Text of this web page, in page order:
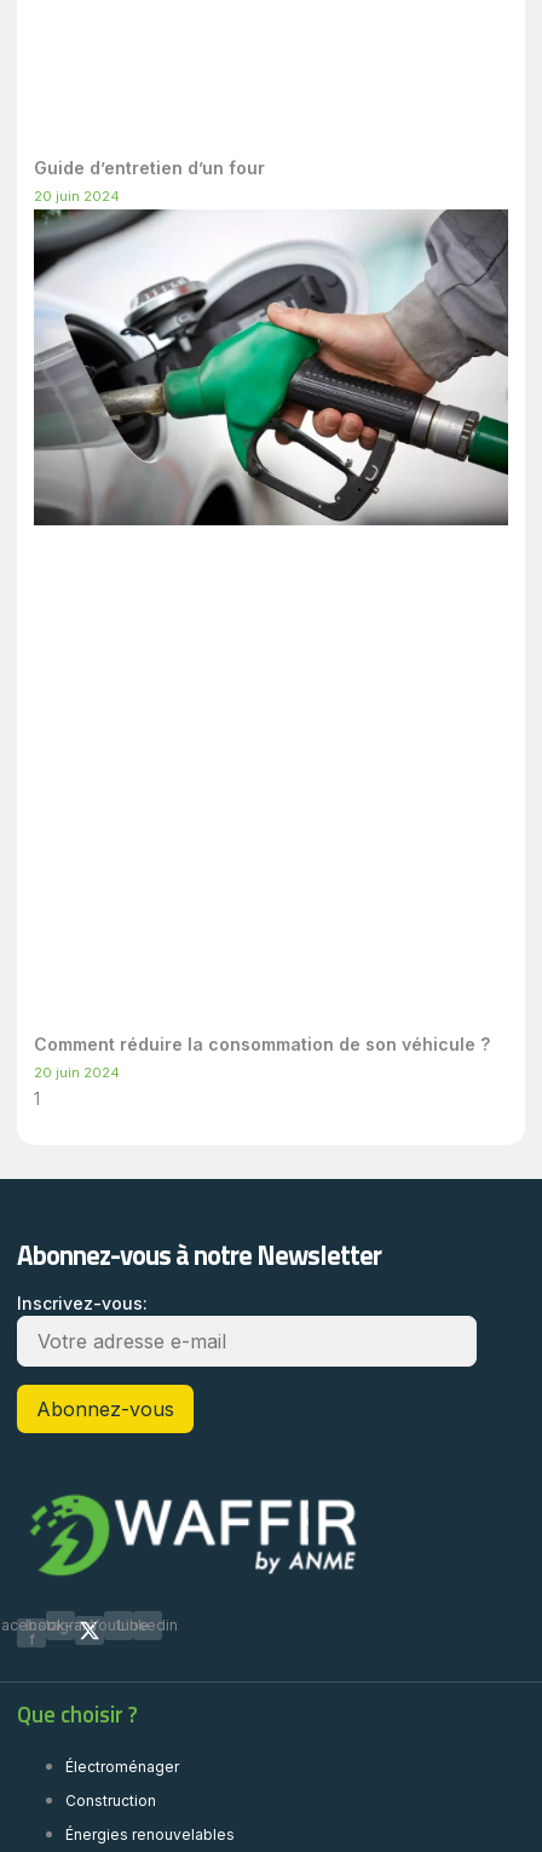
Guide d’entretien d’un four
20 juin 2024
Comment réduire la consommation de son véhicule ?
20 juin 2024
Abonnez-vous à notre Newsletter
Inscrivez-vous:
f
InstagramYoutubeLinkedin
Que choisir ?
Électroménager
Construction
Énergies renouvelables